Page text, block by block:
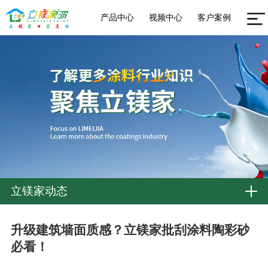
产品中心 视频中心 客户案例
立镁家动态
升级建筑墙面质感？立镁家批刮涂料陶彩砂
必看！